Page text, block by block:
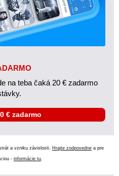
na teba čaká 20 € zadarmo
€ zadarmo
a vzniku závislosti. Hrajte zodpovedne a pre
- informácie tu.